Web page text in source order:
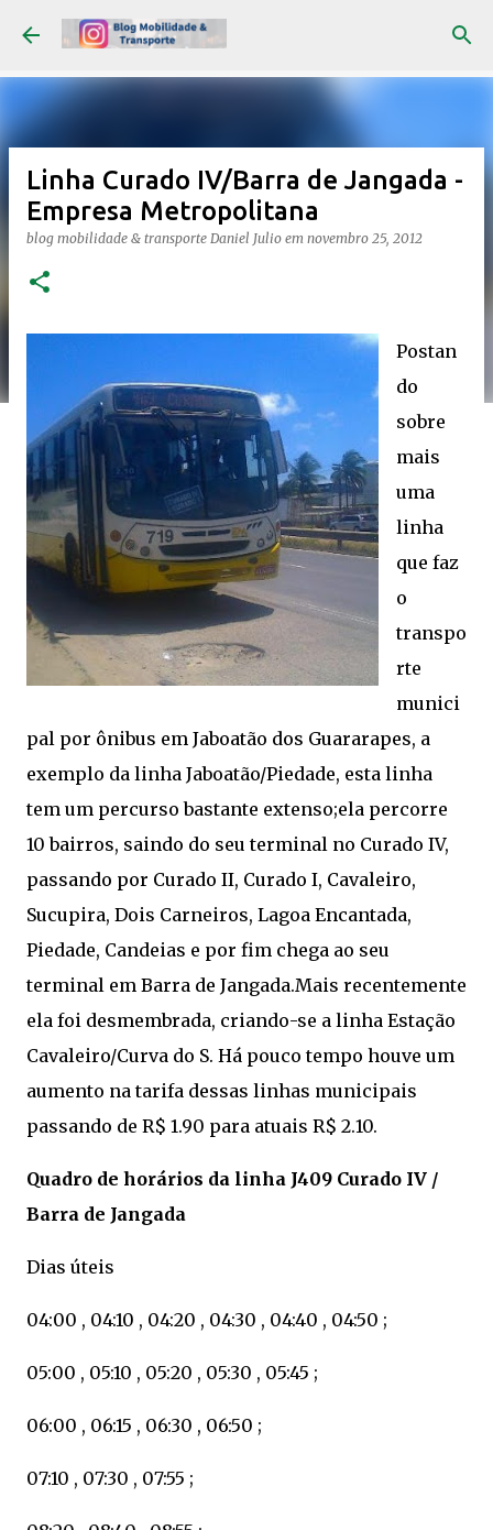
Pular para o conteúdo principal
Linha Curado IV/Barra de Jangada -
Empresa Metropolitana
blog mobilidade & transporte Daniel Julio em novembro 25, 2012
Postan
do
sobre
mais
uma
linha
que faz
o
transpo
rte
munici
pal por ônibus em Jaboatão dos Guararapes, a
exemplo da linha Jaboatão/Piedade, esta linha
tem um percurso bastante extenso;ela percorre
10 bairros, saindo do seu terminal no Curado IV,
passando por Curado II, Curado I, Cavaleiro,
Sucupira, Dois Carneiros, Lagoa Encantada,
Piedade, Candeias e por fim chega ao seu
terminal em Barra de Jangada.Mais recentemente
ela foi desmembrada, criando-se a linha Estação
Cavaleiro/Curva do S. Há pouco tempo houve um
aumento na tarifa dessas linhas municipais
passando de R$ 1.90 para atuais R$ 2.10.
Quadro de horários da linha J409 Curado IV /
Barra de Jangada
Dias úteis
04:00 , 04:10 , 04:20 , 04:30 , 04:40 , 04:50 ;
05:00 , 05:10 , 05:20 , 05:30 , 05:45 ;
06:00 , 06:15 , 06:30 , 06:50 ;
07:10 , 07:30 , 07:55 ;